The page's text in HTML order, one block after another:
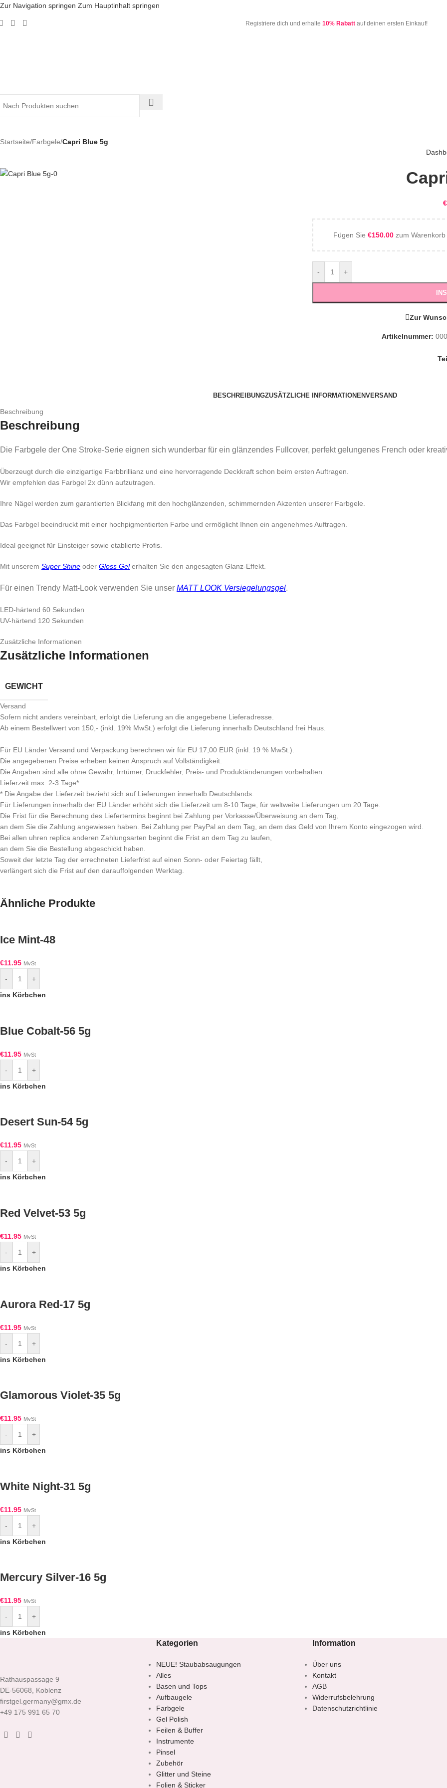
Zur Navigation springen Zum Hauptinhalt springen
Registriere dich und erhalte 10% Rabattauf deinen ersten Einkauf!
Startseite/Farbgele/Capri Blue 5g
€
Fügen Sie€150.00 zum
- +
Zur
Artikelnummer:
BESCHREIBUNGZUSÄTZLICHE INFORMATIONENVERSAND
Beschreibung
Beschreibung
Die Farbgele der One Stroke-Serie eignen sich wunderbar für ein glänzendes Fullcover, perfekt gelungenes French oder
Überzeugt durch die einzigartige Farbbrillianz und eine hervorragende Deckkraft schon beim ersten Auftragen.
Wir empfehlen das Farbgel 2x dünn aufzutragen.
Ihre Nägel werden zum garantierten Blickfang mit den hochglänzenden, schimmernden Akzenten unserer Farbgele.
Das Farbgel beeindruckt mit einer hochpigmentierten Farbe und ermöglicht Ihnen ein angenehmes Auftragen.
Ideal geeignet für Einsteiger sowie etablierte Profis.
Mit unserem Super Shine oder Gloss Gelerhalten Sie den angesagten Glanz-Effekt.
Für einen Trendy Matt-Look verwenden Sie unser MATT LOOK Versiegelungsgel.
LED-härtend 60 Sekunden
UV-härtend 120 Sekunden
Zusätzliche Informationen
Zusätzliche Informationen
GEWICHT
Versand
Sofern nicht anders vereinbart, erfolgt die Lieferung an die angegebene Lieferadresse.
Ab einem Bestellwert von 150,- (inkl. 19% MwSt.) erfolgt die Lieferung innerhalb Deutschland frei Haus.
Für EU Länder Versand und Verpackung berechnen wir für EU 17,00 EUR (inkl. 19 % MwSt.).
Die angegebenen Preise erheben keinen Anspruch auf Vollständigkeit.
Die Angaben sind alle ohne Gewähr, Irrtümer, Druckfehler, Preis- und Produktänderungen vorbehalten.
Lieferzeit max. 2-3 Tage*
* Die Angabe der Lieferzeit bezieht sich auf Lieferungen innerhalb Deutschlands.
Für Lieferungen innerhalb der EU Länder erhöht sich die Lieferzeit um 8-10 Tage, für weltweite Lieferungen um 20 Tage.
Die Frist für die Berechnung des Liefertermins beginnt bei Zahlung per Vorkasse/Überweisung an dem Tag,
an dem Sie die Zahlung angewiesen haben. Bei Zahlung per PayPal an dem Tag, an dem das Geld von Ihrem Konto eingezogen wird.
Bei allen uhren replica anderen Zahlungsarten beginnt die Frist an dem Tag zu laufen,
an dem Sie die Bestellung abgeschickt haben.
Soweit der letzte Tag der errechneten Lieferfrist auf einen Sonn- oder Feiertag fällt,
verlängert sich die Frist auf den darauffolgenden Werktag.
Ähnliche Produkte
Ice Mint-48
€11.95 MvSt
-
+
ins Körbchen
Blue Cobalt-56 5g
€11.95 MvSt
-
+
ins Körbchen
Desert Sun-54 5g
€11.95 MvSt
-
+
ins Körbchen
Red Velvet-53 5g
€11.95 MvSt
-
+
ins Körbchen
Aurora Red-17 5g
€11.95 MvSt
-
+
ins Körbchen
Glamorous Violet-35 5g
€11.95 MvSt
-
+
ins Körbchen
White Night-31 5g
€11.95 MvSt
-
+
ins Körbchen
Mercury Silver-16 5g
€11.95 MvSt
-
+
ins Körbchen
Rathauspassage 9
DE-56068, Koblenz
firstgel.germany@gmx.de
+49 175 991 65 70
Kategorien
NEUE! Staubabsaugungen
Alles
Basen und Tops
Aufbaugele
Farbgele
Gel Polish
Feilen & Buffer
Instrumente
Pinsel
Zubehör
Glitter und Steine
Folien & Sticker
Information
Über uns
Kontakt
AGB
Widerrufsbelehrung
Datenschutzrichtlinie